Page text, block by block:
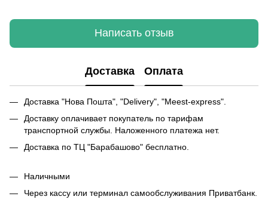
Написать отзыв
Доставка Оплата
Доставка "Нова Пошта", "Delivery", "Meest-express".
Доставку оплачивает покупатель по тарифам
транспортной службы. Наложенного платежа нет.
Доставка по ТЦ "Барабашово" бесплатно.
Наличными
Через кассу или терминал самообслуживания Приватбанк.